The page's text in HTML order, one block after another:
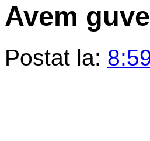
Avem
Postat la: